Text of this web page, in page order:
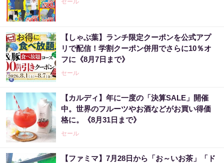
【しゃぶ葉】ランチ限定クーポンを公式アプ
リで配信！学割クーポン併用でさらに10％オ
フに《8月7日まで》
セール
【カルディ】年に一度の「決算SALE」開催
中。世界のフルーツやお酒などがお買い得価
格に。《8月31日まで》
セール
【ファミマ】7月28日から「お～いお茶」「ド